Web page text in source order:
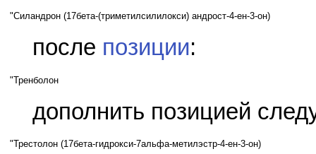
"Силандрон (17бета-(триметилсилилокси) андрост-4-ен-3-он)
после позиции:
"Тренболон
дополнить позицией
"Трестолон (17бета-гидрокси-7альфа-метилэстр-4-ен-3-он)